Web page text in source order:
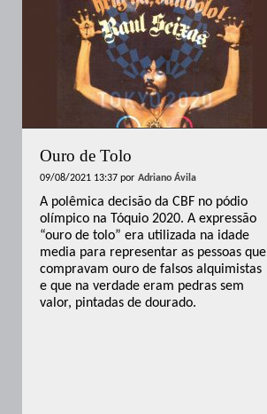
Ouro de Tolo
09/08/2021 13:37 por Adriano Ávila
A polêmica decisão da CBF no pódio
olímpico na Tóquio 2020. A expressão
“ouro de tolo” era utilizada na idade
media para representar as pessoas que
compravam ouro de falsos alquimistas
e que na verdade eram pedras sem
valor, pintadas de dourado.